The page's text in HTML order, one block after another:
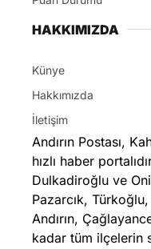
HAKKIMIZDA
Künye
Hakkımızda
İletişim
Andırın Postası,
hızlı haber
Dulkadiroğlu ve
Pazarcık,
Andırın,
kadar tüm ilçelerin